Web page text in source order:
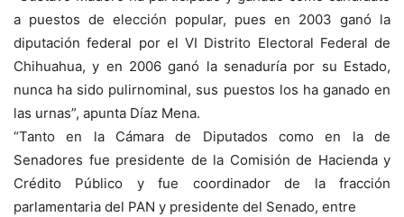
a puestos de elección popular, pues en 2003 ganó la
diputación federal por el VI Distrito Electoral Federal de
Chihuahua, y en 2006 ganó la senaduría por su Estado,
nunca ha sido pulirnominal, sus puestos los ha ganado en
las urnas”, apunta Díaz Mena.
“Tanto en la Cámara de Diputados como en la de
Senadores fue presidente de la Comisión de Hacienda y
Crédito Público y fue coordinador de la fracción
parlamentaria del PAN y presidente del Senado, entre